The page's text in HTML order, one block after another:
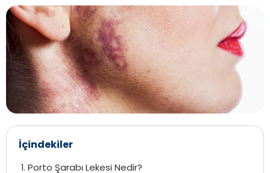
İçindekiler
Porto Şarabı Lekesi Nedir?